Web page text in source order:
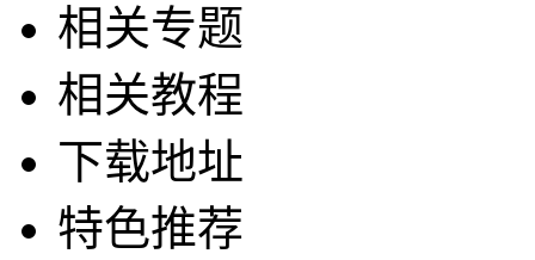
相关专题
相关教程
下载地址
特色推荐